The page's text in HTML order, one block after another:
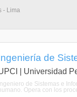
- Lima
de
| Universidad
Ingeniero de Sistemas e
humano. Opera con los